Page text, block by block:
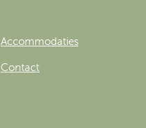
Accommodaties
Contact